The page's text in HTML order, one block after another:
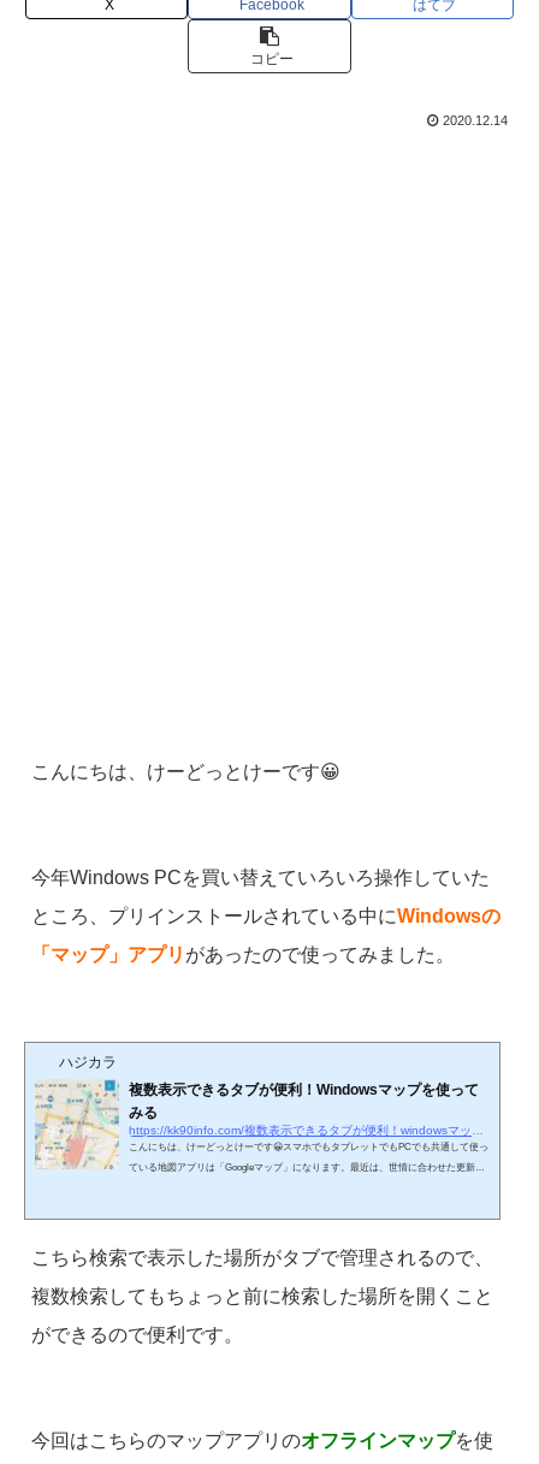
X Facebook はてブ
コピー
2020.12.14
こんにちは、けーどっとけーです😀
今年Windows PCを買い替えていろいろ操作していた
ところ、プリインストールされている中にWindowsの
「マップ」アプリ があったので使ってみました。
ハジカラ
複数表示できるタブが便利！Windowsマップを使って
みる
こんにちは、けーどっとけーです😀スマホでもタブレットでもPCでも共通して使っ
ている地図アプリは「Googleマップ」になります。最近は、世情に合わせた更新の
結果の場所をタグで表示しておけたりマップ上にペンで記載することなどができま
す。Microsoftマップを使ってみるマップアプリは...
こちら検索で表示した場所がタブで管理されるので、
複数検索してもちょっと前に検索した場所を開くこと
ができるので便利です。
今回はこちらのマップアプリのオフラインマップを使